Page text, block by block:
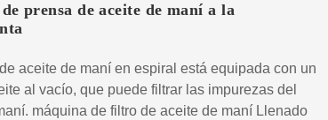
prensa de aceite de maní a la
aceite de maní en espiral está equipada con un
al vacío, que puede filtrar las impurezas del
máquina de filtro de aceite de maní Llenado